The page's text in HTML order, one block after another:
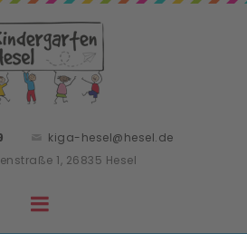
kiga-hesel@hesel.de
1, 26835 Hesel